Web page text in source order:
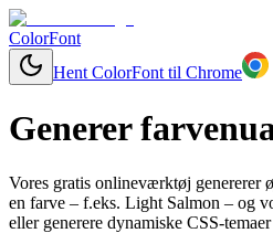
ColorFont
Hent ColorFont til Chrome
Generer
Vores gratis onlineværktøj genererer
en farve – f.eks. Light Salmon – og
eller generere dynamiske CSS-